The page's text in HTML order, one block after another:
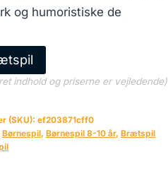
og humoristiske de
indhold og priserne er vejledende)
(SKU): ef203871cff0
Børnespil, Børnespil 8-10 år, Brætspil